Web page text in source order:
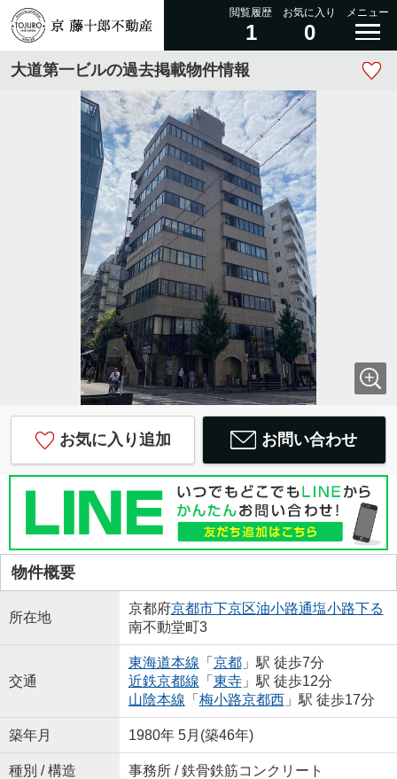
閲覧履歴
1
お気に入り
0
メニュー
大道第一ビルの過去掲載物件情報
お気に入り追加 お問い合わせ
物件概要
所在地
京都府京都市下京区油小路通塩小路下る
南不動堂町3
交通
東海道本線 「 京都」駅 徒歩7分
近鉄京都線 「 東寺」駅 徒歩12分
山陰本線 「 梅小路京都西」駅 徒歩17分
築年月 1980年 5月(築46年)
種別 / 構造 事務所 / 鉄骨鉄筋コンクリート